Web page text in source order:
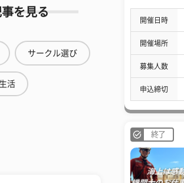
を見る
サークル選び
活
開催日時
開催場所
募集人数
申込締切
終了